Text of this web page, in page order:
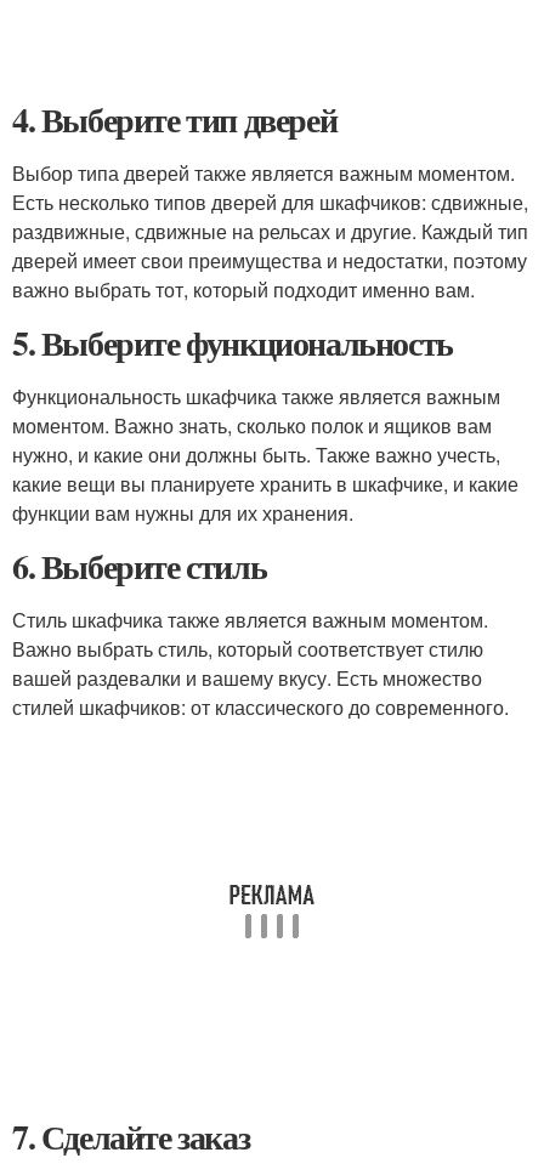
4. Выберите тип дверей
Выбор типа дверей также является важным моментом.
Есть несколько типов дверей для шкафчиков: сдвижные,
раздвижные, сдвижные на рельсах и другие. Каждый тип
дверей имеет свои преимущества и недостатки, поэтому
важно выбрать тот, который подходит именно вам.
5. Выберите функциональность
Функциональность шкафчика также является важным
моментом. Важно знать, сколько полок и ящиков вам
нужно, и какие они должны быть. Также важно учесть,
какие вещи вы планируете хранить в шкафчике, и какие
функции вам нужны для их хранения.
6. Выберите стиль
Стиль шкафчика также является важным моментом.
Важно выбрать стиль, который соответствует стилю
вашей раздевалки и вашему вкусу. Есть множество
стилей шкафчиков: от классического до современного.
7. Сделайте заказ